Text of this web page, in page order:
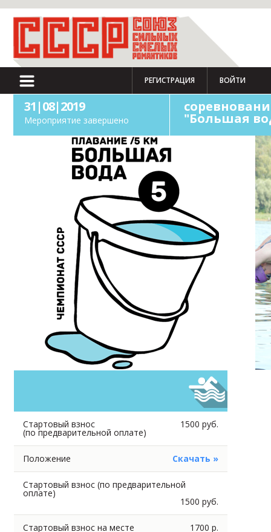
РЕГИСТРАЦИЯ ВОЙТИ
31|08|2019
Мероприятие завершено "Большая
Стартовый взнос
(по предварительной оплате)
1500 руб.
Положение Скачать »
Стартовый взнос (по предварительной
оплате)
1500 руб.
Стартовый взнос на месте 1700 р.